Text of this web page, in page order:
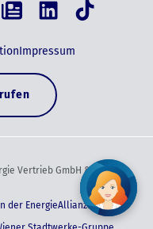
Impressum
Vertrieb GmbH & Co KG
der EnergieAllianz Austria